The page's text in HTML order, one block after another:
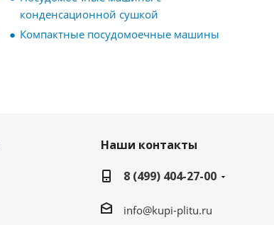
конденсационной сушкой
Компактные посудомоечные машины
Наши контакты
8 (499) 404-27-00
info@kupi-plitu.ru